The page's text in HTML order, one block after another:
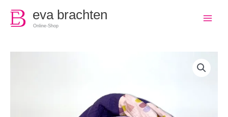
eva brachten
Online-Shop